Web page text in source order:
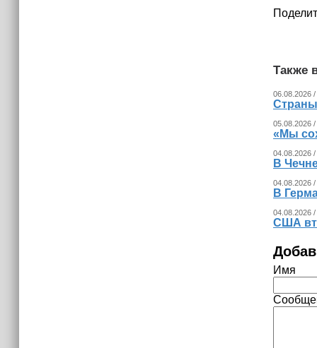
Также
06.08.2026
05.08.2026
«Мы
04.08.2026
В
04.08.2026 /
В
04.08.2026
США
Имя